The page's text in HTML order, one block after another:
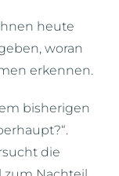
heute
woran
erkennen.
bisherigen
die